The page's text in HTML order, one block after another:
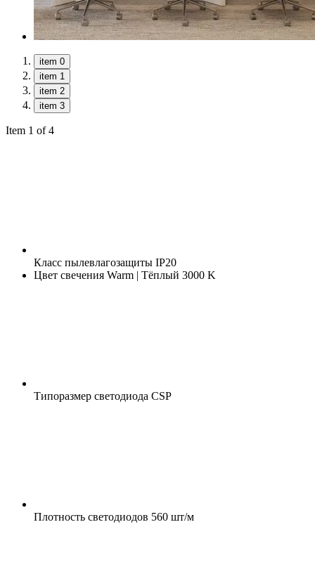
item 0
item 1
item 2
item 3
Item 1 of 4
Класс пылевлагозащиты IP20
Цвет свечения Warm | Тёплый 3000 K
Типоразмер светодиода CSP
Плотность светодиодов 560 шт/м